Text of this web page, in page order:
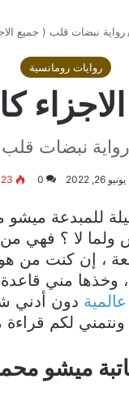
رواية نبضات قلب ( جميع
روايات رومانسية
رواية نبضات قلب
يونيو 26, 2022 0
للمبدعة
ولما لا ؟
، إن كنت من
مني قاعدة
عالمية دون أدني
لكم قراءة
ميشو